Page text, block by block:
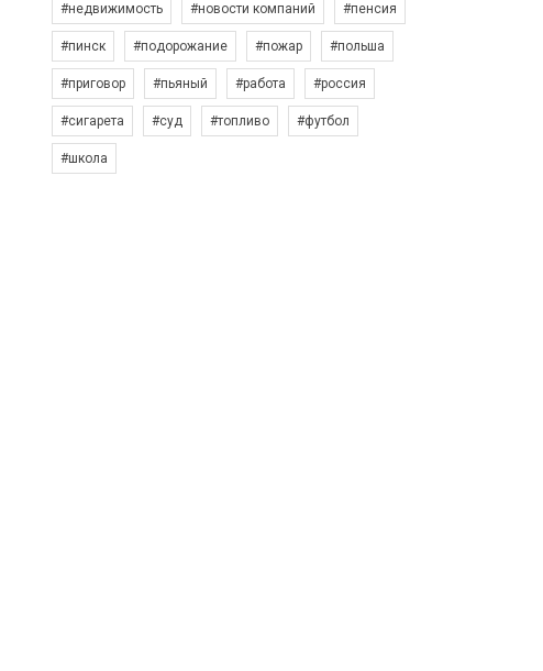
#недвижимость #новости компаний #пенсия
#пинск #подорожание #пожар #польша
#приговор #пьяный #работа #россия
#сигарета #суд #топливо #футбол
#школа